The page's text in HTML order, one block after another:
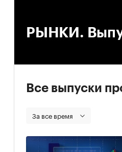
РЫНКИ.
Все выпуски
За все время